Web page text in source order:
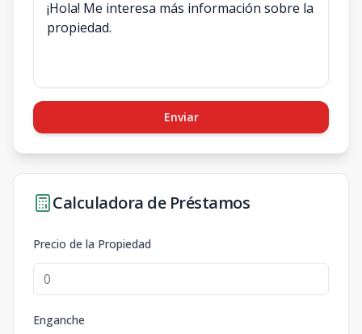
Enviar
Calculadora de Préstamos
Precio de la Propiedad
Enganche